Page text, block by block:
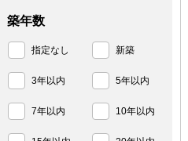
築年数
指定なし 新築
3年以内 5年以内
7年以内 10年以内